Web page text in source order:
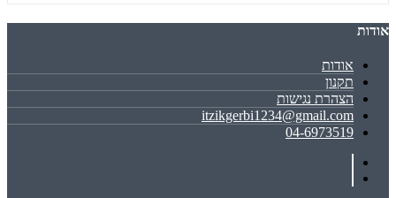
אודות
אודות
תקנון
הצהרת נגישות
itzikgerbi1234@gmail.com
04-6973519